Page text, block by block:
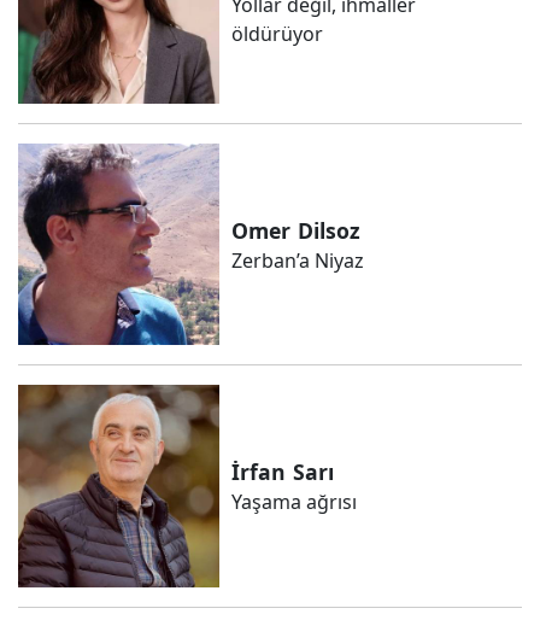
öldürüyor
Omer Dilsoz
Zerban’a Niyaz
İrfan Sarı
Yaşama ağrısı